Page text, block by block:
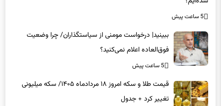
5 ساعت پیش
ببینید| درخواست مومنی از سیاستگذاران/ چرا وضعیت
فوق‌العاده اعلام نمی‌کنید؟
5 ساعت پیش
قیمت طلا و سکه امروز ۱۸ مردادماه ۱۴۰۵/ سکه میلیونی
تغییر کرد + جدول